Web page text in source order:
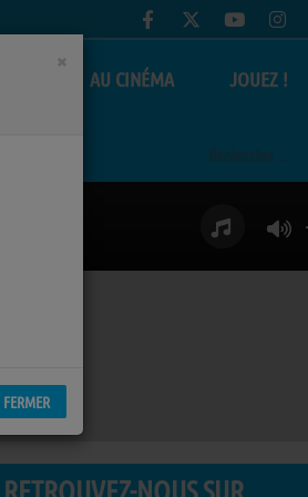
AU CINÉMA JOUEZ !
RETROUVEZ-NOUS SUR
×
FERMER